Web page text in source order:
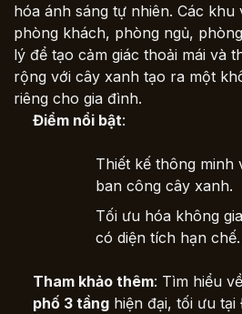
hóa ánh sáng tự nhiên. Các
phòng khách, phòng ngủ,
lý để tạo cảm giác thoải mái và
rộng với cây xanh tạo ra một
riêng cho gia đình.
Điểm nổi bật:
Thiết kế thông minh
ban công cây xanh.
Tối ưu hóa không
có diện tích hạn chế.
Tham khảo thêm: Tìm hiểu
phố 3 tầnghiện đại, tối ưu tại